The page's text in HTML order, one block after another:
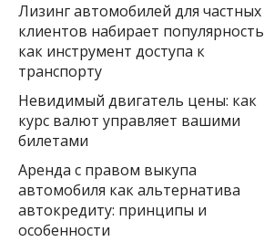
Лизинг автомобилей для частных
клиентов набирает популярность
как инструмент доступа к
транспорту
Невидимый двигатель цены: как
курс валют управляет вашими
билетами
Аренда с правом выкупа
автомобиля как альтернатива
автокредиту: принципы и
особенности